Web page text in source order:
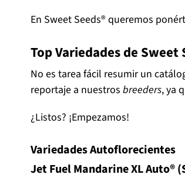
En Sweet Seeds® queremos
Top Variedades de Sweet
No es tarea fácil resumir un
reportaje a nuestros breeders, ya
¿Listos? ¡Empezamos!
Variedades Autoflorecientes
Jet Fuel Mandarine XL Auto®